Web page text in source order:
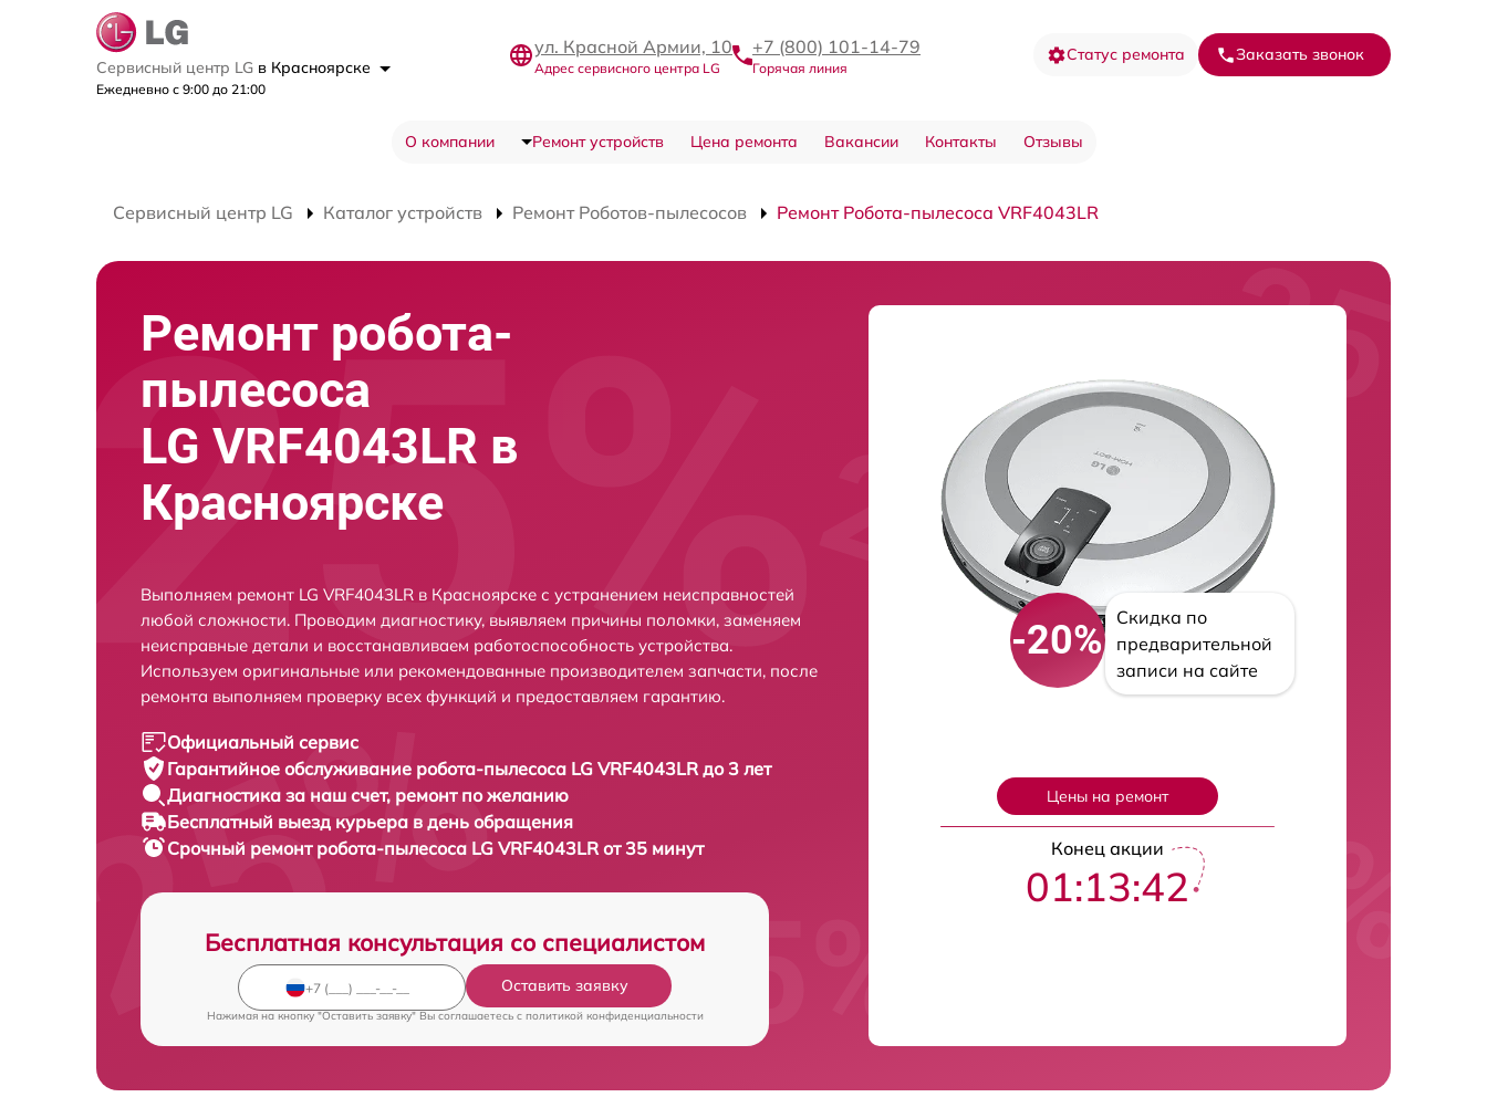
Сервисный центр LG в Красноярске
Ежедневно с 9:00 до 21:00
ул. Красной Армии, 10
Адрес сервисного центра LG
+7 (800) 101-14-79
Горячая линия
Статус ремонта Заказать звонок
О компании Ремонт устройств Цена ремонта Вакансии Контакты Отзывы
Сервисный центр LG Каталог устройств Ремонт Роботов-пылесосов Ремонт Робота-пылесоса VRF4043LR
Ремонт робота-
пылесоса
LG VRF4043LR в
Красноярске
Выполняем ремонт LG VRF4043LR в Красноярске с устранением неисправностей
любой сложности. Проводим диагностику, выявляем причины поломки, заменяем
неисправные детали и восстанавливаем работоспособность устройства.
Используем оригинальные или рекомендованные производителем запчасти, после
ремонта выполняем проверку всех функций и предоставляем гарантию.
Официальный сервис
Гарантийное обслуживание робота-пылесоса LG VRF4043LR до 3 лет
Диагностика за наш счет, ремонт по желанию
Бесплатный выезд курьера в день обращения
Срочный ремонт робота-пылесоса LG VRF4043LR от 35 минут
Бесплатная консультация со специалистом
Оставить заявку
Нажимая на кнопку "Оставить заявку" Вы соглашаетесь c политикой конфиденциальности
-20%
Скидка по
предварительной
записи на сайте
Цены на ремонт
Конец акции
01:13:42